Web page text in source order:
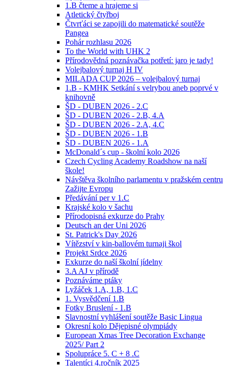
1.B čteme a hrajeme si
Atletický čtyřboj
Čtvrťáci se zapojili do matematické soutěže
Pangea
Pohár rozhlasu 2026
To the World with UHK 2
Přírodovědná poznávačka potřetí: jaro je tady!
Volejbalový turnaj H IV
MILADA CUP 2026 – volejbalový turnaj
1.B - KMHK Setkání s velrybou aneb poprvé v
knihovně
ŠD - DUBEN 2026 - 2.C
ŠD - DUBEN 2026 - 2.B, 4.A
ŠD - DUBEN 2026 - 2.A, 4.C
ŠD - DUBEN 2026 - 1.B
ŠD - DUBEN 2026 - 1.A
McDonald´s cup - školní kolo 2026
Czech Cycling Academy Roadshow na naší
škole!
Návštěva školního parlamentu v pražském centru
Zažijte Evropu
Předávání per v 1.C
Krajské kolo v šachu
Přírodopisná exkurze do Prahy
Deutsch an der Uni 2026
St. Patrick's Day 2026
Vítězství v kin-ballovém turnaji škol
Projekt Srdce 2026
Exkurze do naší školní jídelny
3.A AJ v přírodě
Poznáváme ptáky
Lyžáček 1.A, 1.B, 1.C
1. Vysvědčení 1.B
Fotky Bruslení - 1.B
Slavnostní vyhlášení soutěže Basic Lingua
Okresní kolo Dějepisné olympiády
European Xmas Tree Decoration Exchange
2025/ Part 2
Spolupráce 5. C + 8 .C
Talentíci 4.ročník 2025